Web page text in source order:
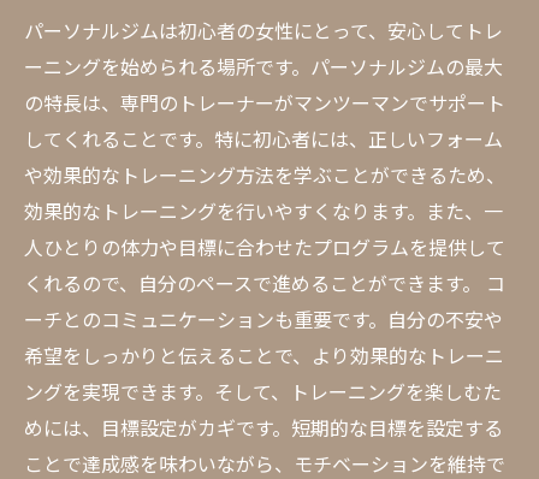
パーソナルジムは初心者の女性にとって、安心してトレ
ーニングを始められる場所です。パーソナルジムの最大
の特長は、専門のトレーナーがマンツーマンでサポート
してくれることです。特に初心者には、正しいフォーム
や効果的なトレーニング方法を学ぶことができるため、
効果的なトレーニングを行いやすくなります。また、一
人ひとりの体力や目標に合わせたプログラムを提供して
くれるので、自分のペースで進めることができます。 コ
ーチとのコミュニケーションも重要です。自分の不安や
希望をしっかりと伝えることで、より効果的なトレーニ
ングを実現できます。そして、トレーニングを楽しむた
めには、目標設定がカギです。短期的な目標を設定する
ことで達成感を味わいながら、モチベーションを維持で